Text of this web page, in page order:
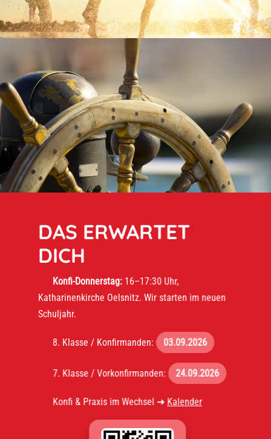
DAS ERWARTET
DICH
Konfi-Donnerstag:16–17:30 Uhr,
Katharinenkirche Oelsnitz. Wir starten im neuen
Schuljahr.
8. Klasse / Konfirmanden: 03.09.2026
7. Klasse / Vorkonfirmanden: 24.09.2026
Konfi & Praxis im Wechsel ➜ Kalender